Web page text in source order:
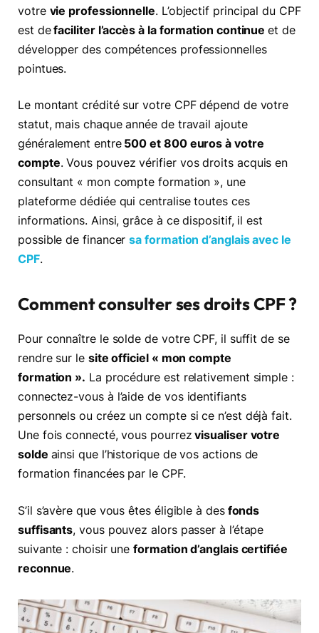
votre vie professionnelle. L’objectif principal du CPF
est defaciliter l’accès à la formation continueet de
développer des compétences professionnelles
pointues.
Le montant crédité sur votre CPF dépend de votre
statut, mais chaque année de travail ajoute
généralement entre500 et 800 euros à votre
compte. Vous pouvez vérifier vos droits acquis en
consultant « mon compte formation », une
plateforme dédiée qui centralise toutes ces
informations. Ainsi, grâce à ce dispositif, il est
possible de financersa formation d’anglais avec le
CPF.
Comment consulter ses droits CPF ?
Pour connaître le solde de votre CPF, il suffit de se
rendre sur le site officiel « mon compte
formation ». La procédure est relativement simple :
connectez-vous à l’aide de vos identifiants
personnels ou créez un compte si ce n’est déjà fait.
Une fois connecté, vous pourrez visualiser votre
solde ainsi que l’historique de vos actions de
formation financées par le CPF.
S’il s’avère que vous êtes éligible à desfonds
suffisants, vous pouvez alors passer à l’étape
suivante : choisir uneformation d’anglais certifiée
reconnue.